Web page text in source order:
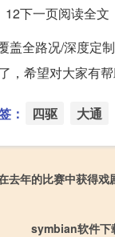
12下一页阅读全文
盖全路况/深度定
，希望对大家有帮
： 四驱 大通
去年的比赛中获得戏
symbian软件下